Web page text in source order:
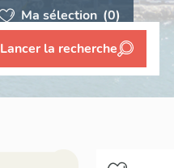
Ma sélection (0)
Lancer la recherche